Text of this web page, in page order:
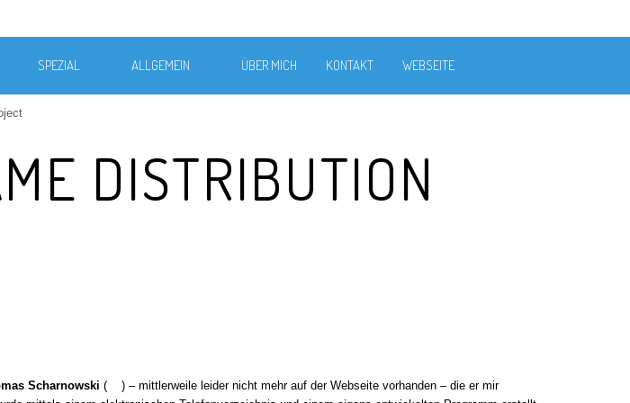
SPEZIAL ALLGEMEIN ÜBER MICH KONTAKT WEBSEITE
DISTRIBUTION
Scharnowski (
) – mittlerweile leider nicht mehr auf der Webseite vorhanden – die er mir